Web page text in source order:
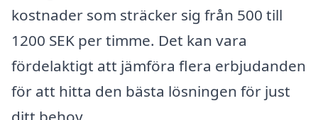
kostnader som sträcker sig från 500 till
1200 SEK per timme. Det kan vara
fördelaktigt att jämföra flera erbjudanden
för att hitta den bästa lösningen för just